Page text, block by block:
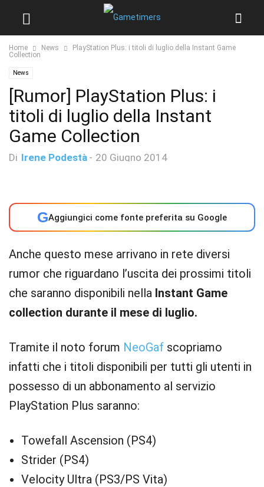
Home News
PlayStation Plus: i titoli di luglio della Instant Game
Collection
News
[Rumor] PlayStation Plus: i
titoli di luglio della Instant
Game Collection
Di Irene Podestà - 20 Giugno 2014
GAggiungici come fonte preferita su Google
Anche questo mese arrivano in rete diversi
rumor che riguardano l’uscita dei prossimi titoli
che saranno disponibili nella Instant Game
collection durante il mese di luglio.
Tramite il noto forum NeoGaf scopriamo
infatti che i titoli disponibili per tutti gli utenti in
possesso di un abbonamento al servizio
PlayStation Plus saranno:
Towefall Ascension (PS4)
Strider (PS4)
Velocity Ultra (PS3/PS Vita)